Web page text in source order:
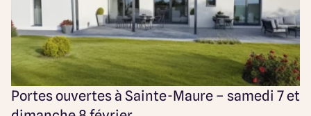
Portes ouvertes à Sainte-Maure – samedi 7 et